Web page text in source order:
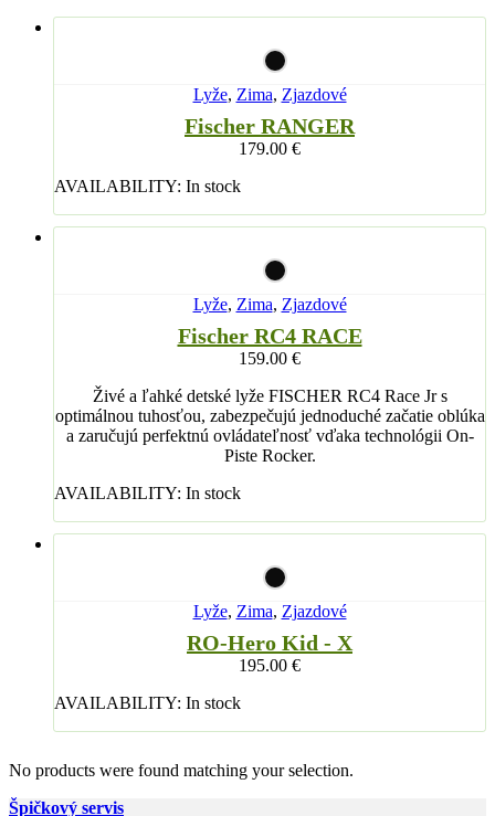
Lyže, Zima, Zjazdové
Fischer RANGER
179.00 €
AVAILABILITY: In stock
Lyže, Zima, Zjazdové
Fischer RC4 RACE
159.00 €
Živé a ľahké detské lyže FISCHER RC4 Race Jr s
optimálnou tuhosťou, zabezpečujú jednoduché začatie oblúka
a zaručujú perfektnú ovládateľnosť vďaka technológii On-
Piste Rocker.
AVAILABILITY: In stock
Lyže, Zima, Zjazdové
RO-Hero Kid - X
195.00 €
AVAILABILITY: In stock
No products were found matching your selection.
Špičkový servis